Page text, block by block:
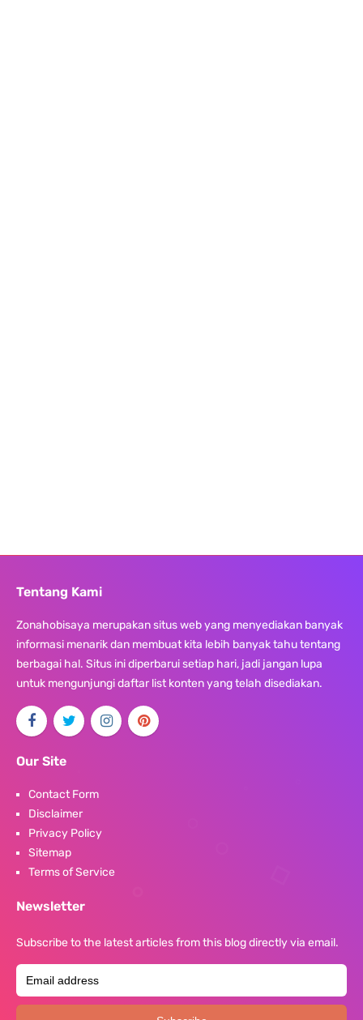
Tentang Kami
Zonahobisaya merupakan situs web yang menyediakan banyak
informasi menarik dan membuat kita lebih banyak tahu tentang
berbagai hal. Situs ini diperbarui setiap hari, jadi jangan lupa
untuk mengunjungi daftar list konten yang telah disediakan.
Our Site
Contact Form
Disclaimer
Privacy Policy
Sitemap
Terms of Service
Newsletter
Subscribe to the latest articles from this blog directly via email.